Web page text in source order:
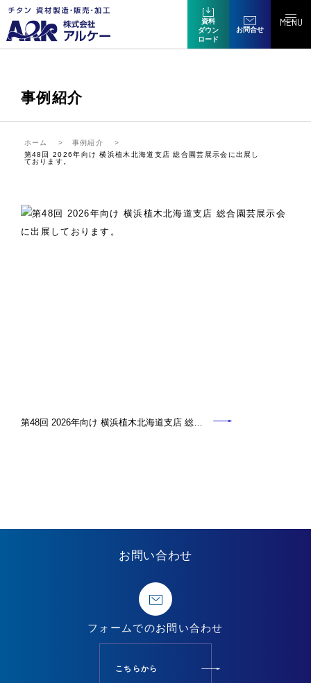
資料
ダウン
ロード
お問合せ
MENU
事例紹介
ホーム
事例紹介
第48回 2026年向け 横浜植木北海道支店 総合園芸展示会に出展し
ております。
第48回 2026年向け 横浜植木北海道支店 総…
お問い合わせ
フォームでのお問い合わせ
こちらから